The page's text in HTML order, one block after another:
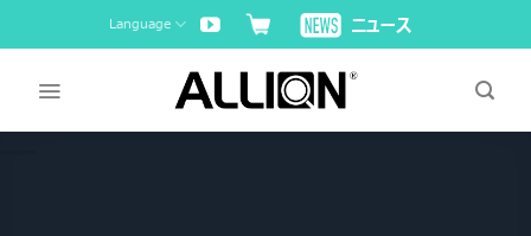
to
Language